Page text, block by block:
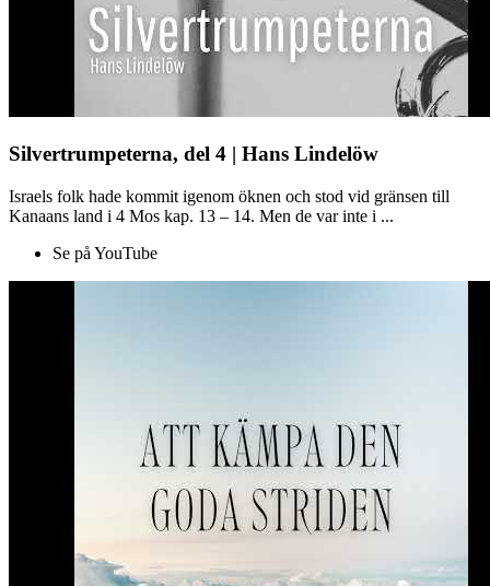
Silvertrumpeterna, del 4 | Hans Lindelöw
Israels folk hade kommit igenom öknen och stod vid gränsen till
Kanaans land i 4 Mos kap. 13 – 14. Men de var inte i ...
Se på YouTube